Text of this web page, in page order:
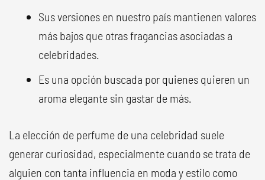
Sus versiones en nuestro país mantienen valores
más bajos que otras fragancias asociadas a
celebridades.
Es una opción buscada por quienes quieren un
aroma elegante sin gastar de más.
La elección de perfume de una celebridad suele
generar curiosidad, especialmente cuando se trata de
alguien con tanta influencia en moda y estilo como